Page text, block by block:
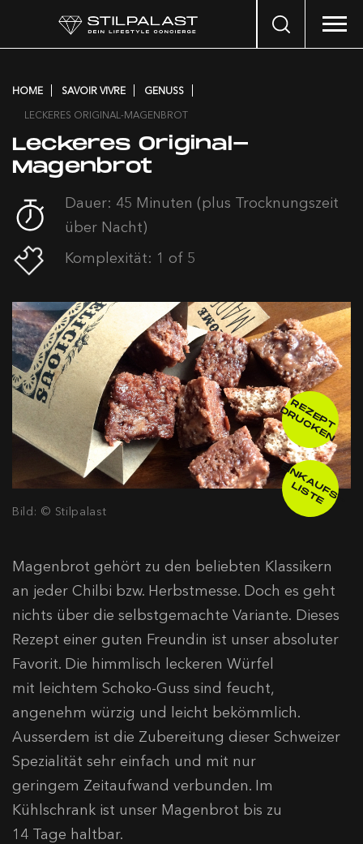
Search
HOME SAVOIR VIVRE
GENUSS
LECKERES ORIGINAL-MAGENBROT
Leckeres Original-
Magenbrot
Dauer: 45 Minuten (plus Trocknungszeit
über Nacht)
Komplexität: 1 of 5
Bild: © Stilpalast
R
E
Z
E
P
T
D
R
U
C
K
E
N
E
IN
K
A
U
F
S
-
L
IS
T
E
Magenbrot gehört zu den beliebten Klassikern
an jeder Chilbi bzw. Herbstmesse. Doch es geht
nichts über die selbstgemachte Variante. Dieses
Rezept einer guten Freundin ist unser absoluter
Favorit. Die himmlisch leckeren Würfel
mit leichtem Schoko-Guss sind feucht,
angenehm würzig und leicht bekömmlich.
Ausserdem ist die Zubereitung dieser Schweizer
Spezialität sehr einfach und mit nur
geringem Zeitaufwand verbunden. Im
Kühlschrank ist unser Magenbrot bis zu
14 Tage haltbar.